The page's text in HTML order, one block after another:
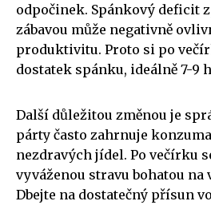
odpočinek. Spánkový deficit
zábavou může negativně
produktivitu. Proto si po
dostatek spánku, ideálně 7-9
Další důležitou změnou je
párty často zahrnuje
nezdravých jídel. Po večírku
vyváženou stravu bohatou
Dbejte na dostatečný přísun